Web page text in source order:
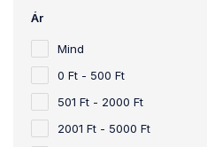
Ár
Mind
0 Ft - 500 Ft
501 Ft - 2000 Ft
2001 Ft - 5000 Ft